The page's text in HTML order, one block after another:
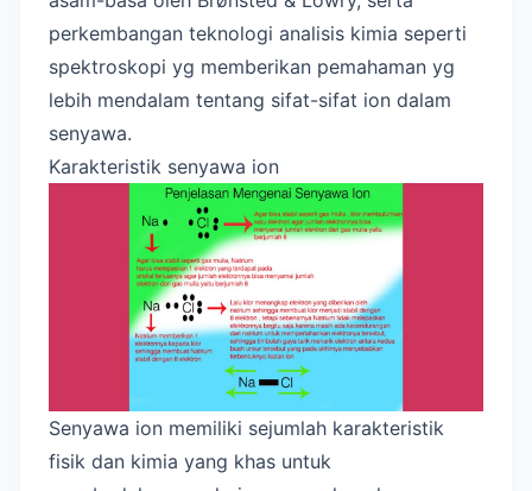
perkembangan teknologi analisis kimia seperti
spektroskopi yg memberikan pemahaman yg
lebih mendalam tentang sifat-sifat ion dalam
senyawa.
Karakteristik senyawa ion
Senyawa ion memiliki sejumlah karakteristik
fisik dan kimia yang khas untuk